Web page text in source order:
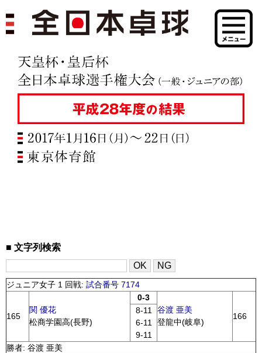
文字列検索
ジュニア女子 1 回戦: 試合番号 7174
165
関 優花
松商学園高(長野)
0-3
谷渡 亜美
登龍中(岐阜)
166
8-11
6-11
9-11
勝者: 谷渡 亜美